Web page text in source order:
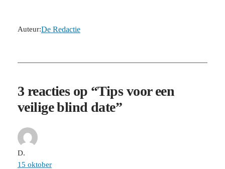
Auteur:De Redactie
3 reacties op “Tips voor een
veilige blind date”
D.
15 oktober